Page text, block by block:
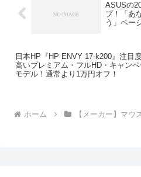
ASUSの
プ！「あ
う」ペー
日本HP『HP ENVY 17-k200』注目
高いプレミアム・フルHD・キャンペ
モデル！通常より1万円オフ！
ホーム 【メーカー】マウ